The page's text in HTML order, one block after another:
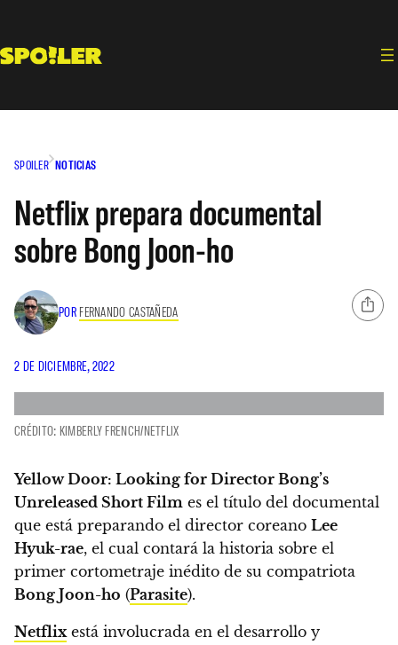
contenido
SPOILER NOTICIAS
Netflix prepara documental
sobre Bong Joon-ho
POR FERNANDO CASTAÑEDA
2 DE DICIEMBRE, 2022
CRÉDITO: KIMBERLY FRENCH/NETFLIX
Yellow Door: Looking for Director Bong’s
Unreleased Short Film es el título del documental
que está preparando el director coreano Lee
Hyuk-rae, el cual contará la historia sobre el
primer cortometraje inédito de su compatriota
Bong Joon-ho (Parasite).
Netflixestá involucrada en el desarrollo y